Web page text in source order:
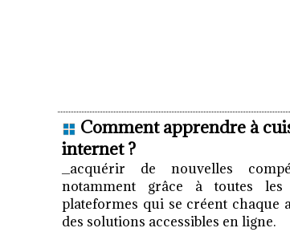
Comment apprendre à
internet ?
_acquérir de nouvelles
notamment grâce à toutes
plateformes qui se créent chaque
des solutions accessibles en ligne.